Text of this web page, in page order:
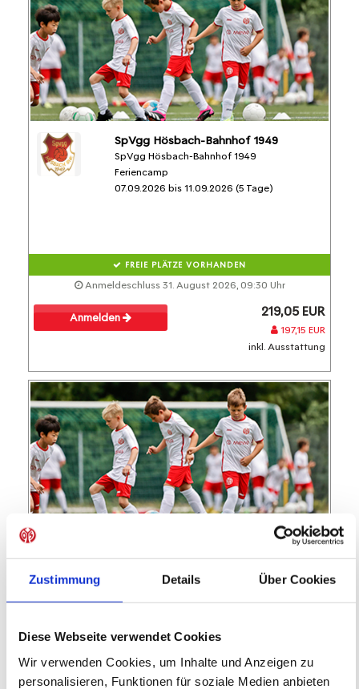
Zustimmung Details Über Cookies
Diese Webseite verwendet Cookies
Wir verwenden Cookies, um Inhalte und Anzeigen zu
personalisieren, Funktionen für soziale Medien anbieten
SpVgg Hösbach-Bahnhof 1949
SpVgg Hösbach-Bahnhof 1949
Feriencamp
07.09.2026 bis 11.09.2026 (5 Tage)
FREIE PLÄTZE VORHANDEN
Anmeldeschluss 31. August 2026, 09:30 Uhr
Anmelden 219,05 EUR
197,15 EUR
inkl. Ausstattung
Feriencamp
05.10.2026 bis 09.10.2026 (5 Tage)
FREIE PLÄTZE VORHANDEN